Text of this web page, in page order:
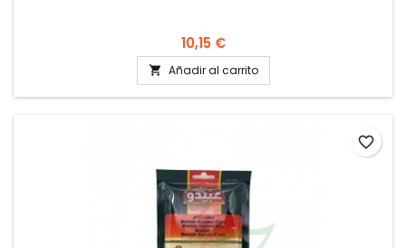
10,15 €
 Añadir al carrito
favorite_border